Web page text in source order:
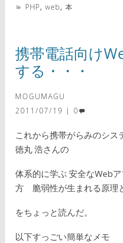
PHP, web, 本
携帯電話向け
する・・・
MOGUMAGU
2011/07/19
0
これから携帯がらみのシス
徳丸 浩さんの
体系的に学ぶ 安全なWeb
方 脆弱性が生まれる原理
をちょっと読んだ。
以下すっごい簡単なメモ